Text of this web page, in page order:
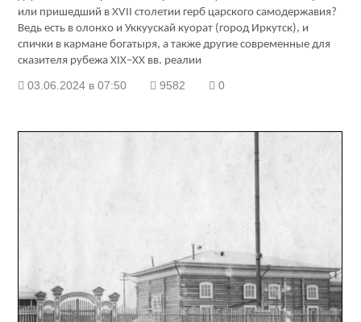
или пришедший в XVII столетии герб царского самодержавия?
Ведь есть в олонхо и Уккуускай куорат (город Иркутск), и
спички в кармане богатыря, а также другие современные для
сказителя рубежа XIX–XX вв. реалии
03.06.2024 в 07:50 9582 0